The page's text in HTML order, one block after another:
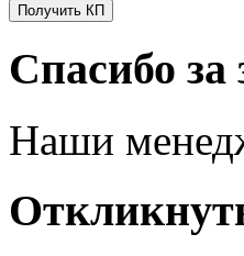
Получить КП
Спасибо за
Наши